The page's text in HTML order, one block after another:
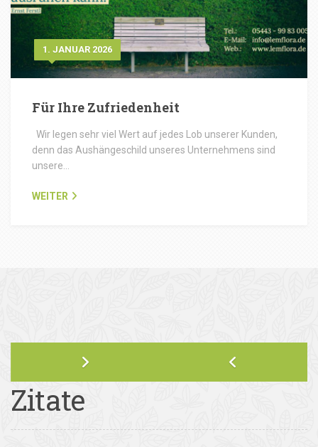
1. JANUAR 2026
Für Ihre Zufriedenheit
Wir legen sehr viel Wert auf jedes Lob unserer Kunden,
denn das Aushängeschild unseres Unternehmens sind
unsere…
WEITER
Zitate